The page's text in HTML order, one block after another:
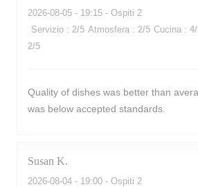
2026-08-05 - 19:15 - Ospiti 2
Servizio : 2/5 Atmosfera : 2/5 Cucina : 4
2/5
Quality of dishes was better than
was below accepted standards.
Susan K
2026-08-04 - 19:00 - Ospiti 2